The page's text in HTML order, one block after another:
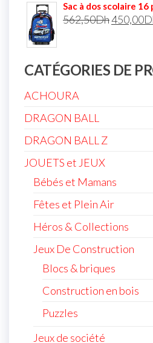
Sac à dos scolaire
562,50Dh450,00
CATÉGORIES DE
ACHOURA
DRAGON BALL
DRAGON BALL Z
JOUETS et JEUX
Bébés et Mamans
Fêtes et Plein Air
Héros & Collections
Jeux De Construction
Blocs & briques
Construction en bois
Puzzles
Jeux de société